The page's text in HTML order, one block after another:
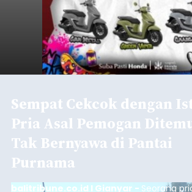
Sempat Cekcok dengan
Pria Asal Pemogan
Tak Bernyawa di Pantai
Purnama
balitribune.co.id I Gianyar - Seorang